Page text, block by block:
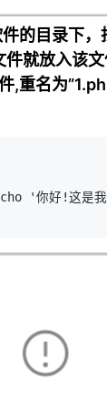
的目录下
就放入该文
,重名为